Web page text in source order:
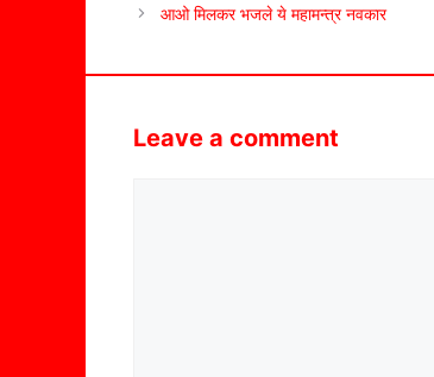
आओ मिलकर भजले ये महामन्त्र नवकार
Leave a comment